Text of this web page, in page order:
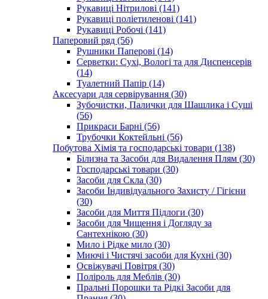
Рукавиці Нітрилові (141)
Рукавиці поліетиленові (141)
Рукавиці Робочі (141)
Паперовий ряд (56)
Рушники Паперові (14)
Серветки: Сухі, Вологі та для Диспенсерів
(14)
Туалетний Папір (14)
Аксесуари для сервірування (30)
Зубочистки, Палички для Шашлика і Суші
(56)
Прикраси Барні (56)
Трубочки Коктейльні (56)
Побутова Хімія та господарські товари (138)
Білизна та Засоби для Видалення Плям (30)
Господарські товари (30)
Засоби для Скла (30)
Засоби Індивідуального Захисту / Гігієни
(30)
Засоби для Миття Підлоги (30)
Засоби для Чищення і Догляду за
Сантехнікою (30)
Мило і Рідке мило (30)
Миючі і Чистячі засоби для Кухні (30)
Освіжувачі Повітря (30)
Поліроль для Меблів (30)
Пральні Порошки та Рідкі Засоби для